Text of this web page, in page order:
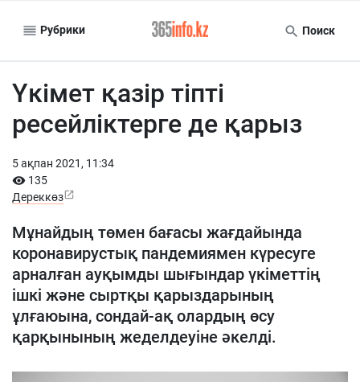
Рубрики Поиск
Үкімет қазір тіпті
ресейліктерге де қарыз
5 ақпан 2021, 11:34
135
Дереккөз
Мұнайдың төмен бағасы жағдайында
коронавирустық пандемиямен күресуге
арналған ауқымды шығындар үкіметтің
ішкі және сыртқы қарыздарының
ұлғаюына, сондай-ақ олардың өсу
қарқынының жеделдеуіне әкелді.